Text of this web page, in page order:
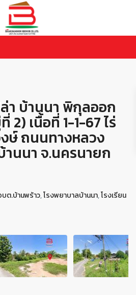
า บ้านนา พิกุลออก
2) เนื้อที่ 1-1-67 ไร่
ษ์ ถนนทางหลวง
านนา จ.นครนายก
บต.บ้านพร้าว,โรงพยาบาลบ้านนา,โรงเรียน